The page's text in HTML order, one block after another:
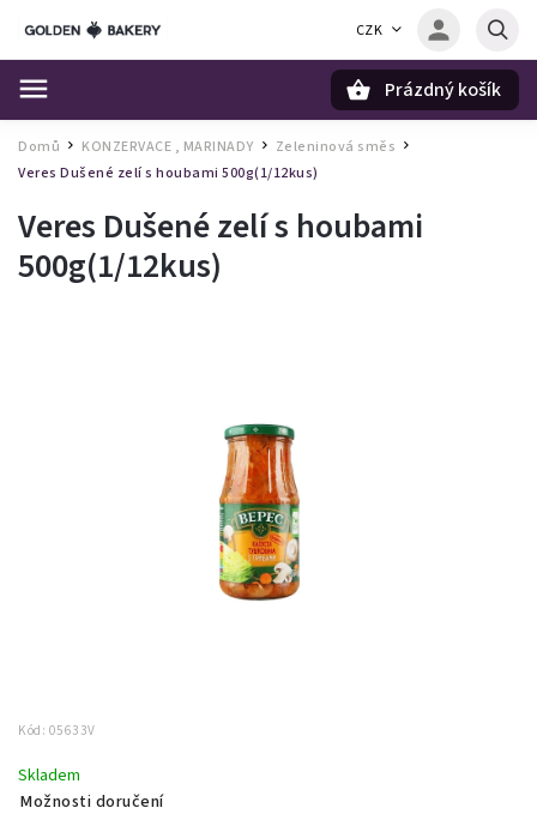
CZK
Prázdný košík
Domů / KONZERVACE , MARINADY Zeleninová směs /
Veres Dušené zelí s houbami 500g(1/12kus)
Veres Dušené zelí s houbami
500g(1/12kus)
Kód: 05633V
Skladem
Možnosti doručení